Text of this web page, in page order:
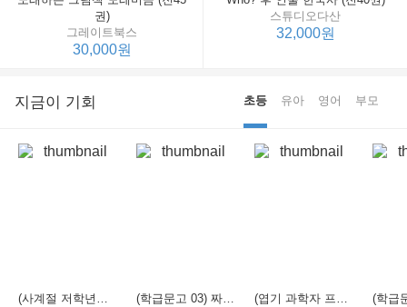
권)
그레이트북스
30,000원
스튜디오다산
32,000원
지금이 기회 초등 유아 영어 부모
(사계절 저학년문고 21) 선생님은 모르는 게 너무 많아
(학급문고 03) 짜장 짬뽕 탕수육
(엽기 과학자 프래니 01) 도시락 괴물이 나타났다